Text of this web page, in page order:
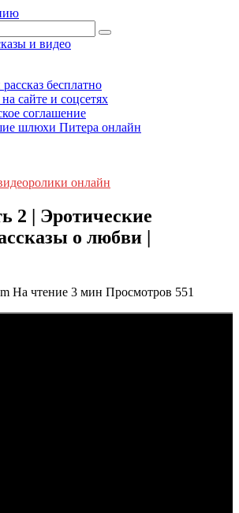
бесплатно
сайте и соцсетях
соглашение
шлюхи Питера онлайн
онлайн
2 | Эротические
о любви |
На чтение 3 мин Просмотров 551